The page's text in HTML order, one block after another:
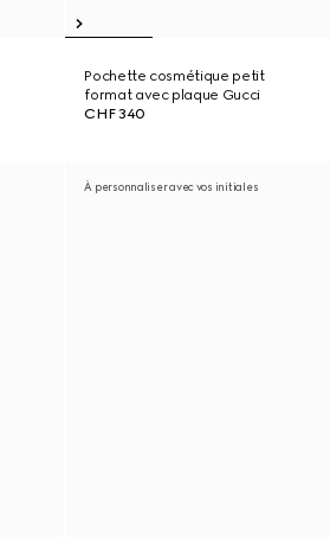
Pochette cosmétique petit
format avec plaque Gucci
CHF 340
À personnaliser avec vos initiales